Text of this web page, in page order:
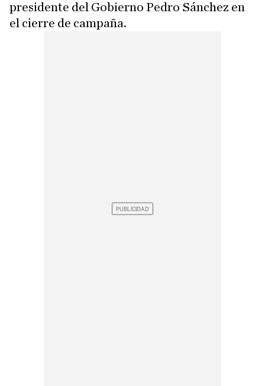
presidente del Gobierno Pedro Sánchez en
el cierre de campaña.